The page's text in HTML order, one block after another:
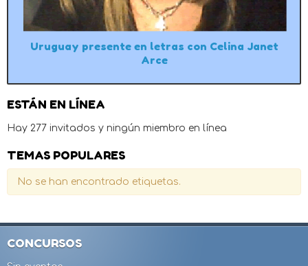
Uruguay presente en letras con Celina Janet
Arce
ESTÁN EN LÍNEA
Hay 277 invitados y ningún miembro en línea
TEMAS POPULARES
No se han encontrado etiquetas.
CONCURSOS